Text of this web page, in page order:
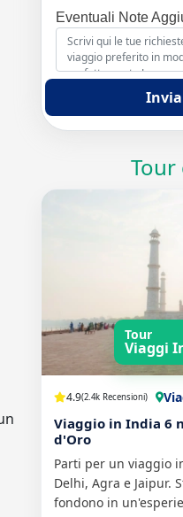
Eventuali Note
Tour
Viaggi
4.9(2.4k Recensioni)
Viaggio in India 6
d'Oro
Parti per un viaggio
Delhi, Agra e Jaipur.
fondono in